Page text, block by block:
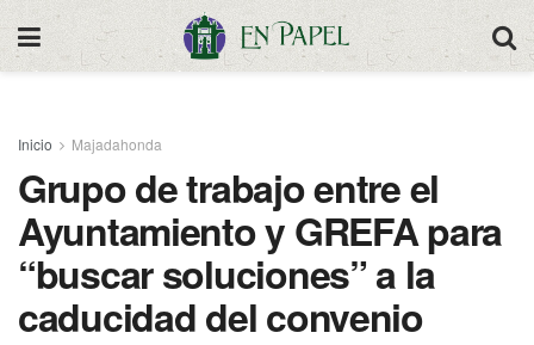
Inicio Majadahonda
Grupo de trabajo entre el
Ayuntamiento y GREFA para
“buscar soluciones” a la
caducidad del convenio